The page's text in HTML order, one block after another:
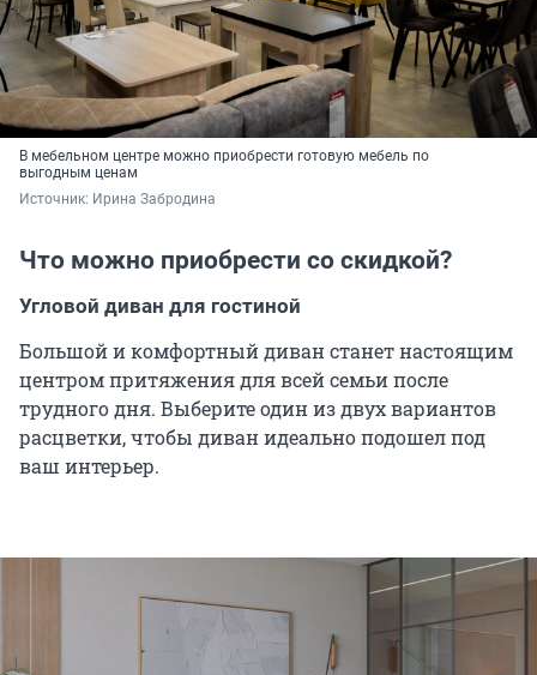
В мебельном центре можно приобрести готовую мебель по
выгодным ценам
Источник: Ирина Забродина
Что можно приобрести со скидкой?
Угловой диван для гостиной
Большой и комфортный диван станет настоящим
центром притяжения для всей семьи после
трудного дня. Выберите один из двух вариантов
расцветки, чтобы диван идеально подошел под
ваш интерьер.